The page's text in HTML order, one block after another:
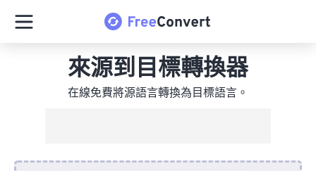
來源到目標轉換器
在線免費將源語言轉換為目標語言。